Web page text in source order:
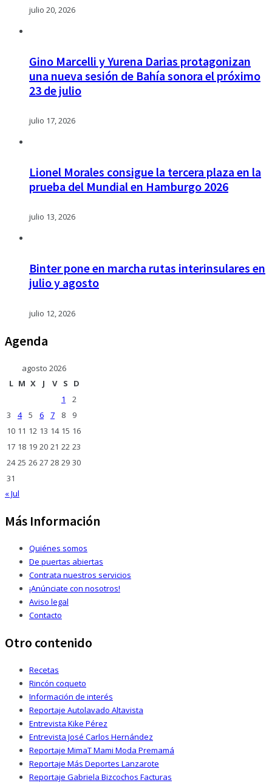
julio 20, 2026
Gino Marcelli y Yurena Darias protagonizan
una nueva sesión de Bahía sonora el próximo
23 de julio
julio 17, 2026
Lionel Morales consigue la tercera plaza en la
prueba del Mundial en Hamburgo 2026
julio 13, 2026
Binter pone en marcha rutas interinsulares en
julio y agosto
julio 12, 2026
Agenda
agosto 2026
L M X J V S
D
1
2
3
4 5 6 7 8
9
10 11 12 13 14 15 16
17 18 19 20 21 22 23
24 25 26 27 28 29 30
31
« Jul
Más Información
Quiénes somos
De puertas abiertas
Contrata nuestros servicios
¡Anúnciate con nosotros!
Aviso legal
Contacto
Otro contenido
Recetas
Rincón coqueto
Información de interés
Reportaje Autolavado Altavista
Entrevista Kike Pérez
Entrevista José Carlos Hernández
Reportaje MimaT Mami Moda Premamá
Reportaje Más Deportes Lanzarote
Reportaje Gabriela Bizcochos Facturas